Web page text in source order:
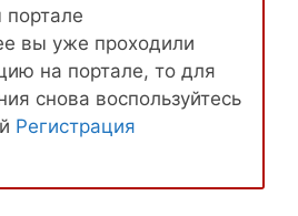
вы уже проходили
на портале, то для
снова воспользуйтесь
Регистрация